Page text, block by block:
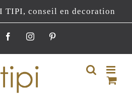
TIPI, conseil en decoration
FacebookInstagramPinterest